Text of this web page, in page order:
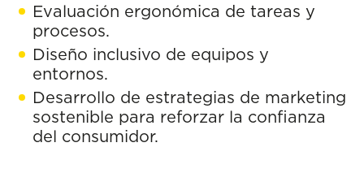
Evaluación ergonómica de tareas y
procesos.
Diseño inclusivo de equipos y
entornos.
Desarrollo de estrategias de marketing
sostenible para reforzar la confianza
del consumidor.